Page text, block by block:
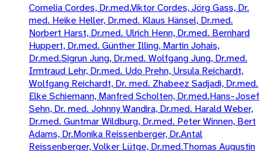
Cornelia Cordes, Dr.med.Viktor Cordes, Jörg Gass, Dr.
med. Heike Heller, Dr.med. Klaus Hänsel, Dr.med.
Norbert Harst, Dr.med. Ulrich Henn, Dr.med. Bernhard
Huppert, Dr.med. Günther Illing, Martin Johais,
Dr.med.Sigrun Jung, Dr.med. Wolfgang Jung, Dr.med.
Irmtraud Lehr, Dr.med. Udo Prehn, Ursula Reichardt,
Wolfgang Reichardt, Dr. med. Zhabeez Sadjadi, Dr.med.
Elke Schiemann, Manfred Scholten, Dr.med.Hans-Josef
Sehn, Dr. med. Johnny Wandira, Dr.med. Harald Weber,
Dr.med. Guntmar Wildburg, Dr.med. Peter Winnen, Bert
Adams, Dr.Monika Reissenberger, Dr.Antal
Reissenberger, Volker Lütge, Dr.med.Thomas Augustin